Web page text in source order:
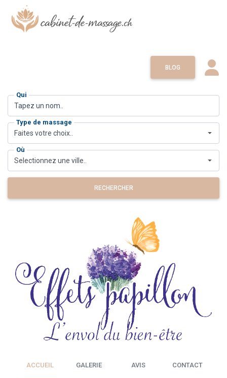
BLOG
Qui
Type de massage
Faites votre choix..
Où
Selectionnez une ville..
RECHERCHER
ACCUEIL GALERIE AVIS CONTACT